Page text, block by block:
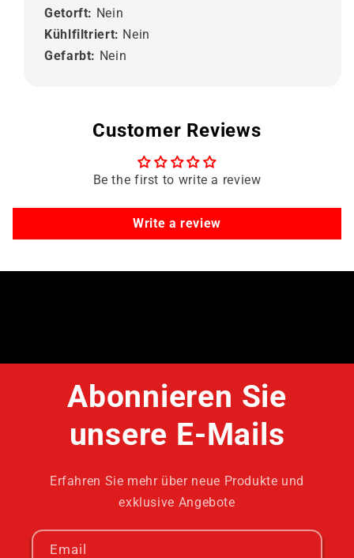
Getorft: Nein
Kühlfiltriert: Nein
Gefarbt: Nein
Customer Reviews
Be the first to write a review
Write a review
Abonnieren Sie
unsere E-Mails
Erfahren Sie mehr über neue Produkte und
exklusive Angebote
Email